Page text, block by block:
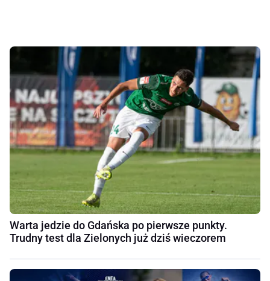
Warta jedzie do Gdańska po pierwsze punkty.
Trudny test dla Zielonych już dziś wieczorem